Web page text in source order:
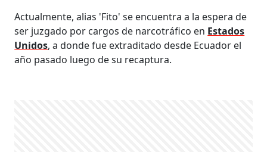
Actualmente, alias 'Fito' se encuentra a la espera de
ser juzgado por cargos de narcotráfico en Estados
Unidos, a donde fue extraditado desde Ecuador el
año pasado luego de su recaptura.